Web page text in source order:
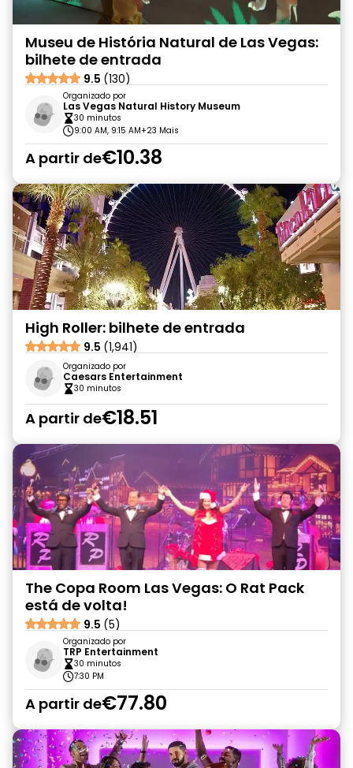
Museu de História Natural de Las Vegas:
bilhete de entrada
9.5 (130)
Organizado por
Las Vegas Natural History Museum
30 minutos
9:00 AM, 9:15 AM+23 Mais
A partir de€10.38
High Roller: bilhete de entrada
9.5 (1,941)
Organizado por
Caesars Entertainment
30 minutos
A partir de€18.51
The Copa Room Las Vegas: O Rat Pack
está de volta!
9.5 (5)
Organizado por
TRP Entertainment
30 minutos
7:30 PM
A partir de€77.80